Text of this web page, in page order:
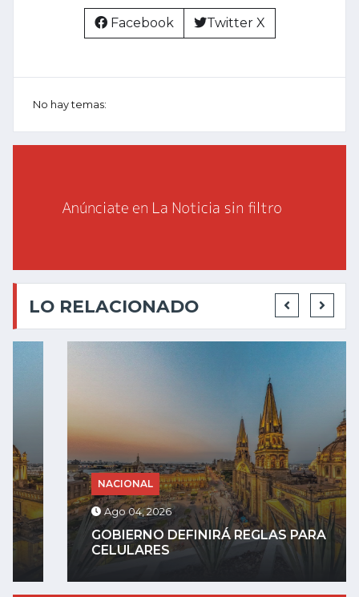
Facebook Twitter X
No hay temas:
LO RELACIONADO
NACIONAL
Ago 04, 2026
GOBIERNO DEFINIRÁ REGLAS PARA
CELULARES